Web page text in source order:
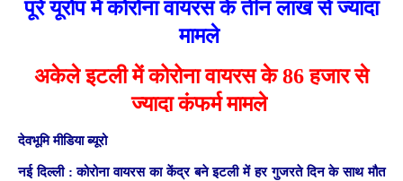
पूरे यूरोप में कोरोना वायरस के तीन लाख से ज्यादा
मामले
अकेले इटली में कोरोना वायरस के 86 हजार से
ज्यादा कंफर्म मामले
देवभूमि मीडिया ब्यूरो
नई दिल्ली : कोरोना वायरस का केंद्र बने इटली में हर गुजरते दिन के साथ मौत